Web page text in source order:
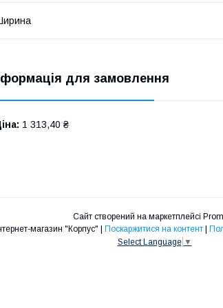
для замовлення
1 313,40 ₴
Сайт створений на маркетплейсі
Інтернет-магазин "Корпус" | Поскаржитися на контент |
Select Language ▼